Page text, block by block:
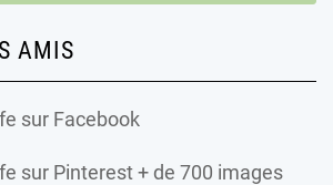
AMIS
sur Facebook
sur Pinterest + de 700 images